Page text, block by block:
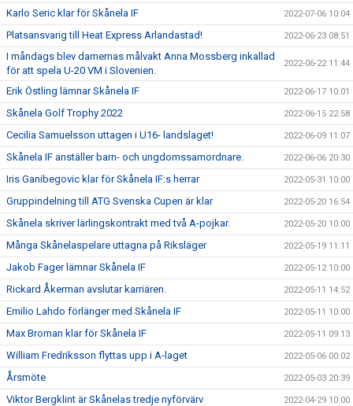
Karlo Seric klar för Skånela IF 2022-07-06 10:04
Platsansvarig till Heat Express Arlandastad! 2022-06-23 08:51
I måndags blev damernas målvakt Anna Mossberg inkallad
för att spela U-20 VM i Slovenien.
2022-06-22 11:44
Erik Östling lämnar Skånela IF 2022-06-17 10:01
Skånela Golf Trophy 2022 2022-06-15 22:58
Cecilia Samuelsson uttagen i U16- landslaget! 2022-06-09 11:07
Skånela IF anställer barn- och ungdomssamordnare. 2022-06-06 20:30
Iris Ganibegovic klar för Skånela IF:s herrar 2022-05-31 10:00
Gruppindelning till ATG Svenska Cupen är klar 2022-05-20 16:54
Skånela skriver lärlingskontrakt med två A-pojkar. 2022-05-20 10:00
Många Skånelaspelare uttagna på Riksläger 2022-05-19 11:11
Jakob Fager lämnar Skånela IF 2022-05-12 10:00
Rickard Åkerman avslutar karriären. 2022-05-11 14:52
Emilio Lahdo förlänger med Skånela IF 2022-05-11 10:00
Max Broman klar för Skånela IF 2022-05-11 09:13
William Fredriksson flyttas upp i A-laget 2022-05-06 00:02
Årsmöte 2022-05-03 20:39
Viktor Bergklint är Skånelas tredje nyförvärv 2022-04-29 10:00